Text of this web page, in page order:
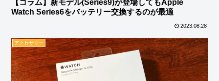
【コラム】新モデル(Series9)が登場してもApple
Watch Series6をバッテリー交換するのが最適
2023.08.28
アクセサリー